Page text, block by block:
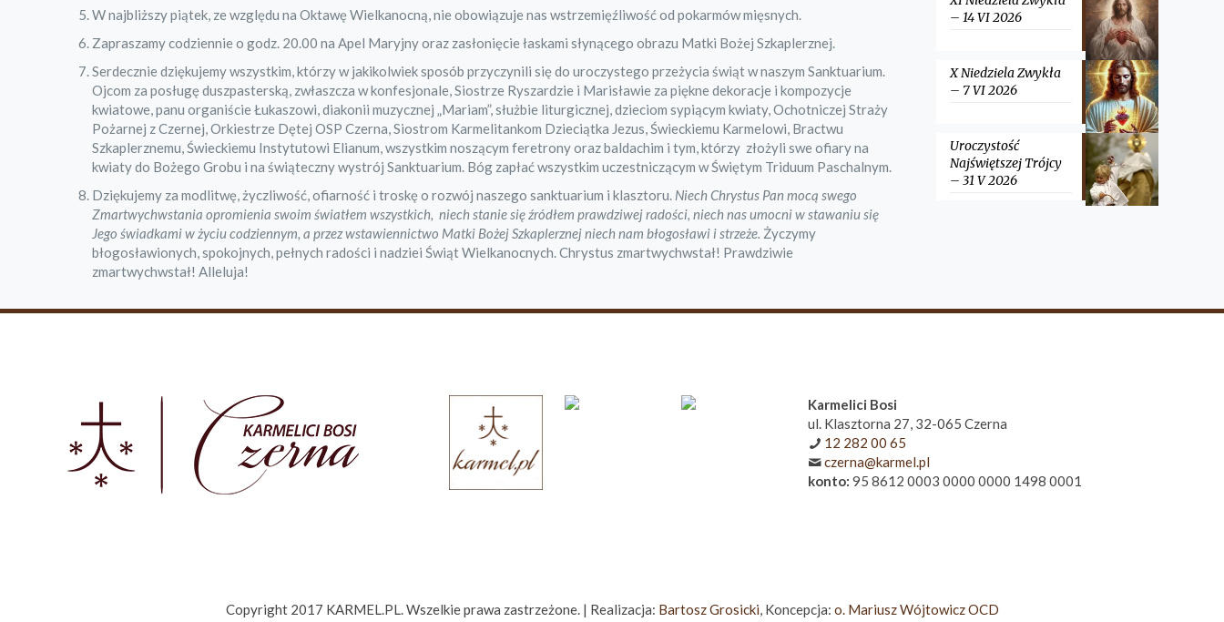
W najbliższy piątek, ze względu na Oktawę Wielkanocną, nie obowiązuje nas wstrzemięźliwość od pokarmów mięsnych.
Zapraszamy codziennie o godz. 20.00 na Apel Maryjny oraz zasłonięcie łaskami słynącego obrazu Matki Bożej Szkaplerznej.
Serdecznie dziękujemy wszystkim, którzy w jakikolwiek sposób przyczynili się do uroczystego przeżycia świąt w naszym Sanktuarium.
Ojcom za posługę duszpasterską, zwłaszcza w konfesjonale, Siostrze Ryszardzie i Marisławie za piękne dekoracje i kompozycje
kwiatowe, panu organiście Łukaszowi, diakonii muzycznej „Mariam”, służbie liturgicznej, dzieciom sypiącym kwiaty, Ochotniczej Straży
Pożarnej z Czernej, Orkiestrze Dętej OSP Czerna, Siostrom Karmelitankom Dzieciątka Jezus, Świeckiemu Karmelowi, Bractwu
Szkaplerznemu, Świeckiemu Instytutowi Elianum, wszystkim noszącym feretrony oraz baldachim i tym, którzy złożyli swe ofiary na
kwiaty do Bożego Grobu i na świąteczny wystrój Sanktuarium. Bóg zapłać wszystkim uczestniczącym w Świętym Triduum Paschalnym.
Dziękujemy za modlitwę, życzliwość, ofiarność i troskę o rozwój naszego sanktuarium i klasztoru. Niech Chrystus Pan mocą swego
Zmartwychwstania opromienia swoim światłem wszystkich, niech stanie się źródłem prawdziwej radości, niech nas umocni w stawaniu się
Jego świadkami w życiu codziennym, a przez wstawiennictwo Matki Bożej Szkaplerznej niech nam błogosławi i strzeże. Życzymy
błogosławionych, spokojnych, pełnych radości i nadziei Świąt Wielkanocnych. Chrystus zmartwychwstał! Prawdziwie
zmartwychwstał! Alleluja!
– 14 VI 2026
X Niedziela Zwykła
– 7 VI 2026
Uroczystość
Najświętszej Trójcy
– 31 V 2026
Karmelici Bosi
ul. Klasztorna 27, 32-065 Czerna
12 282 00 65
czerna@karmel.pl
konto: 95 8612 0003 0000 0000 1498 0001
Copyright 2017 KARMEL.PL. Wszelkie prawa zastrzeżone. | Realizacja: Bartosz Grosicki, Koncepcja: o. Mariusz Wójtowicz OCD